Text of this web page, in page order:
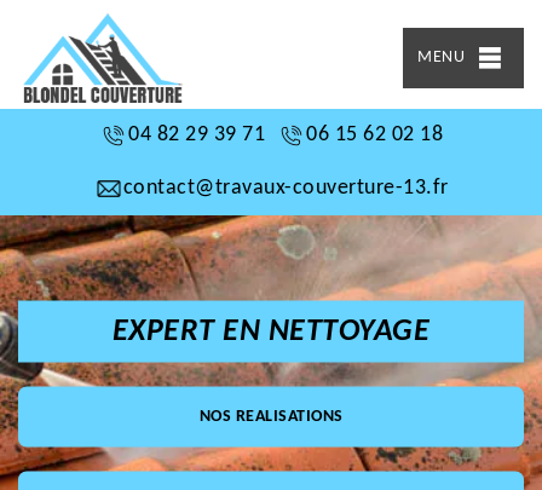
MENU
04 82 29 39 71 06 15 62 02 18
contact@travaux-couverture-13.fr
EXPERT EN NETTOYAGE
NOS REALISATIONS